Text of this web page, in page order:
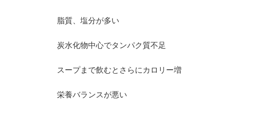
脂質、塩分が多い
炭水化物中心でタンパク質不足
スープまで飲むとさらにカロリー増
栄養バランスが悪い